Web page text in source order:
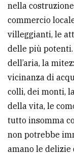
nella
commercio
villeggianti, le
delle più
dell’aria, la
vicinanza di
colli, dei monti,
della vita, le
tutto insomma
non potrebbe
amano le delizie